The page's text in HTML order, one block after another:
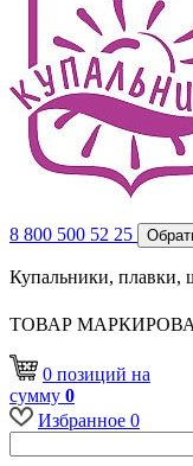
8 800 500 52 25
Купальники, плавки,
ТОВАР
0 позиций на
сумму 0
Избранное 0